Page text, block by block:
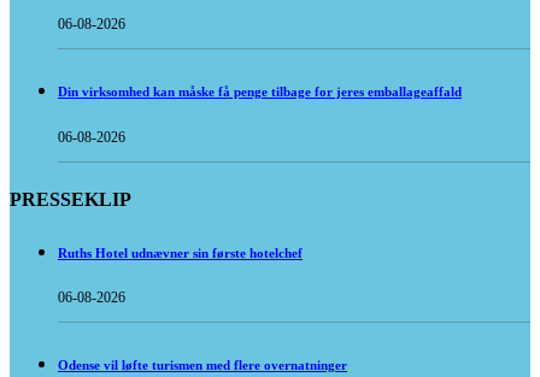
06-08-2026
Din virksomhed kan måske få penge tilbage for jeres emballageaffald
06-08-2026
PRESSEKLIP
Ruths Hotel udnævner sin første hotelchef
06-08-2026
Odense vil løfte turismen med flere overnatninger